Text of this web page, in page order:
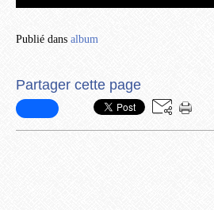
Publié dans album
Partager cette page